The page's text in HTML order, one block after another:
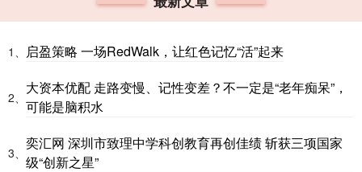
1、 启盈策略 一场RedWalk，让红色记忆“活”起来
2、
大资本优配 走路变慢、记性变差？不一定是“老年痴呆”，
可能是脑积水
3、
奕汇网 深圳市致理中学科创教育再创佳绩 斩获三项国家
级“创新之星”